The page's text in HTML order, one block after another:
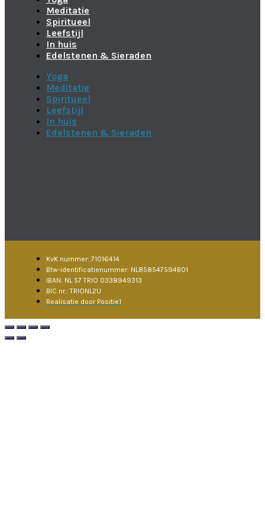
Meditatie
Spiritueel
Leefstijl
In huis
Edelstenen & Sieraden
Yoga
Meditatie
Spiritueel
Leefstijl
In huis
Edelstenen & Sieraden
KvK nummer: 71016414
Btw-identificatienummer: NL858547594B01
IBAN: NL 57 TRIO 0338949313
BIC nr.: TRIONL2U
Realisatie door Positie1